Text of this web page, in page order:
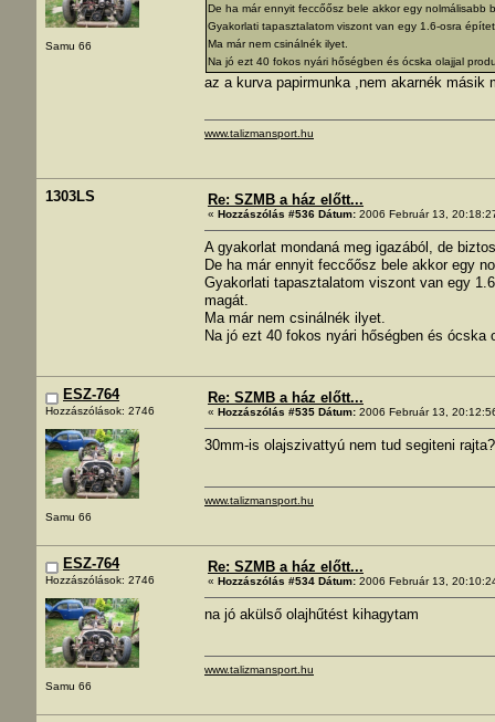
Samu 66
De ha már ennyit feccőősz bele akkor egy nolmálisabb
Gyakorlati tapasztalatom viszont van egy 1.6-osra
Ma már nem csinálnék ilyet.
Na jó ezt 40 fokos nyári hőségben és ócska olajjal
az a kurva papirmunka ,nem akarnék
www.talizmansport.hu
1303LS Re: SZMB a ház előtt...
« Hozzászólás #536 Dátum: 2006 Február 13,
A gyakorlat mondaná meg igazából, de
De ha már ennyit feccőősz bele akkor egy
Gyakorlati tapasztalatom viszont van egy
magát.
Ma már nem csinálnék ilyet.
Na jó ezt 40 fokos nyári hőségben és ócska
ESZ-764
Hozzászólások: 2746
Samu 66
Re: SZMB a ház előtt...
« Hozzászólás #535 Dátum: 2006 Február 13,
30mm-is olajszivattyú nem tud segiteni rajta?
www.talizmansport.hu
ESZ-764
Hozzászólások: 2746
Samu 66
Re: SZMB a ház előtt...
« Hozzászólás #534 Dátum: 2006 Február 13,
na jó akülső olajhűtést kihagytam
www.talizmansport.hu